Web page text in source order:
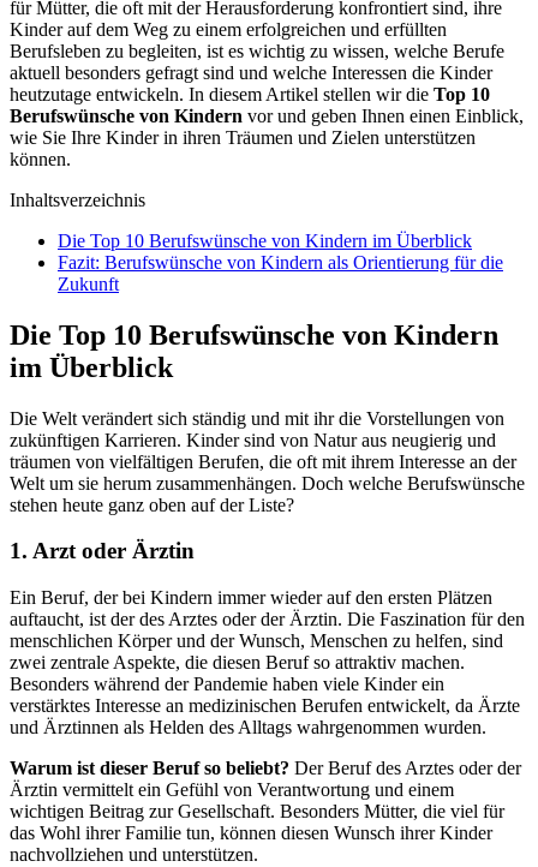
für Mütter, die oft mit der Herausforderung konfrontiert sind, ihre
Kinder auf dem Weg zu einem erfolgreichen und erfüllten
Berufsleben zu begleiten, ist es wichtig zu wissen, welche Berufe
aktuell besonders gefragt sind und welche Interessen die Kinder
heutzutage entwickeln. In diesem Artikel stellen wir die Top 10
Berufswünsche von Kindern vor und geben Ihnen einen Einblick,
wie Sie Ihre Kinder in ihren Träumen und Zielen unterstützen
können.
Inhaltsverzeichnis
Die Top 10 Berufswünsche von Kindern im Überblick
Fazit: Berufswünsche von Kindern als Orientierung für die
Zukunft
Die Top 10 Berufswünsche von Kindern
im Überblick
Die Welt verändert sich ständig und mit ihr die Vorstellungen von
zukünftigen Karrieren. Kinder sind von Natur aus neugierig und
träumen von vielfältigen Berufen, die oft mit ihrem Interesse an der
Welt um sie herum zusammenhängen. Doch welche Berufswünsche
stehen heute ganz oben auf der Liste?
1. Arzt oder Ärztin
Ein Beruf, der bei Kindern immer wieder auf den ersten Plätzen
auftaucht, ist der des Arztes oder der Ärztin. Die Faszination für den
menschlichen Körper und der Wunsch, Menschen zu helfen, sind
zwei zentrale Aspekte, die diesen Beruf so attraktiv machen.
Besonders während der Pandemie haben viele Kinder ein
verstärktes Interesse an medizinischen Berufen entwickelt, da Ärzte
und Ärztinnen als Helden des Alltags wahrgenommen wurden.
Warum ist dieser Beruf so beliebt? Der Beruf des Arztes oder der
Ärztin vermittelt ein Gefühl von Verantwortung und einem
wichtigen Beitrag zur Gesellschaft. Besonders Mütter, die viel für
das Wohl ihrer Familie tun, können diesen Wunsch ihrer Kinder
nachvollziehen und unterstützen.